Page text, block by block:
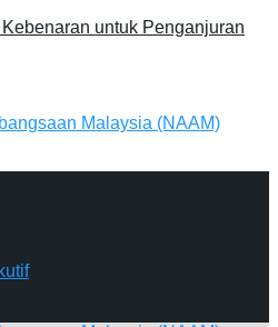
untuk Penganjuran